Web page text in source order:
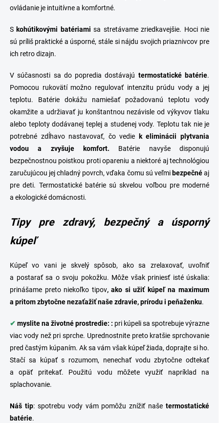
ovládanie je intuitívne a komfortné.
S kohútikovými batériami sa stretávame zriedkavejšie. Hoci nie
sú príliš praktické a úsporné, stále si nájdu svojich priaznivcov pre
ich retro dizajn.
V súčasnosti sa do popredia dostávajú termostatické batérie.
Pomocou rukovätí možno regulovať intenzitu prúdu vody a jej
teplotu. Batérie dokážu namiešať požadovanú teplotu vody
okamžite a udržiavať ju konštantnou nezávisle od výkyvov tlaku
alebo teploty dodávanej teplej a studenej vody. Teplotu tak nie je
potrebné zdĺhavo nastavovať, čo vedie
k eliminácii plytvania
vodou a zvyšuje komfort. Batérie navyše disponujú
bezpečnostnou poistkou proti opareniu a niektoré aj technológiou
zaručujúcou jej chladný povrch, vďaka čomu sú veľmi bezpečnéaj
pre deti. Termostatické batérie sú skvelou voľbou pre moderné
a ekologické domácnosti.
Tipy pre zdravý, bezpečný a úsporný
kúpeľ
Kúpeľ vo vani je skvelý spôsob, ako sa zrelaxovať, uvoľniť
a postarať sa o svoju pokožku. Môže však priniesť isté úskalia:
prinášame preto niekoľko tipov, ako si užiť kúpeľ na maximum
a pritom zbytočne nezaťažiť naše zdravie, prírodu i peňaženku.
✔ myslite na životné prostredie: : pri kúpeli sa spotrebuje výrazne
viac vody než pri sprche. Uprednostnite preto kratšie sprchovanie
pred častým kúpaním. Ak sa vám však kúpeľ žiada, doprajte si ho.
Stačí sa kúpať s rozumom, nenechať vodu zbytočne odtekať
a opäť pritekať. Použitú vodu môžete využiť napríklad na
splachovanie.
Náš tip: spotrebu vody vám pomôžu znížiť naše termostatické
batérie.